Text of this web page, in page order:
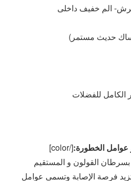
الم خفيف داخلى
حديث مستمر)
الكامل للفضلات
عوامل الخطورة:[/color]
بسرطان القولون و المستقيم
فرصة الإصابة وتسمى عوامل